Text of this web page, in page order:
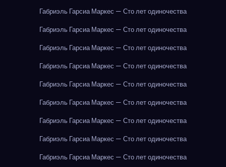
Габриэль Гарсиа Маркес — Сто лет одиночества
Габриэль Гарсиа Маркес — Сто лет одиночества
Габриэль Гарсиа Маркес — Сто лет одиночества
Габриэль Гарсиа Маркес — Сто лет одиночества
Габриэль Гарсиа Маркес — Сто лет одиночества
Габриэль Гарсиа Маркес — Сто лет одиночества
Габриэль Гарсиа Маркес — Сто лет одиночества
Габриэль Гарсиа Маркес — Сто лет одиночества
Габриэль Гарсиа Маркес — Сто лет одиночества